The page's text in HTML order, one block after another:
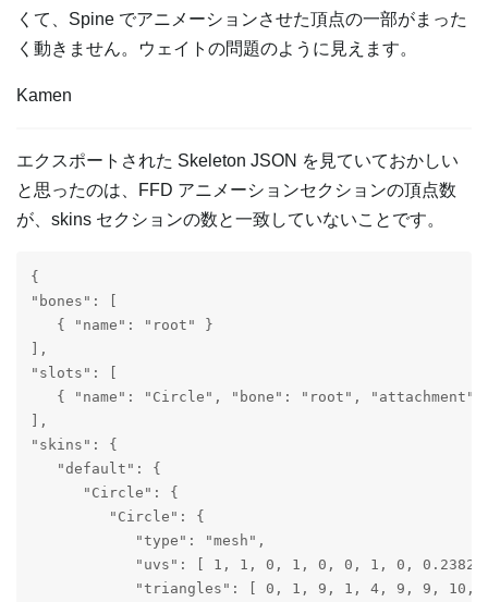
くて、Spine でアニメーションさせた頂点の一部がまった
く動きません。ウェイトの問題のように見えます。
Kamen
エクスポートされた Skeleton JSON を見ていておかしい
と思ったのは、FFD アニメーションセクションの頂点数
が、skins セクションの数と一致していないことです。
{
"bones": [
   { "name": "root" }
],
"slots": [
{ "name": "Circle", "bone": "root",
],
"skins": {
   "default": {
      "Circle": {
         "Circle": {
            "type": "mesh",
"uvs": [ 1, 1, 0, 1, 0, 0, 1, 0,
"triangles": [ 0, 1, 9, 1, 4, 9, 9,